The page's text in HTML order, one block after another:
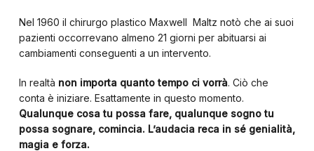
Nel 1960 il chirurgo plastico Maxwell Maltz notò che ai suoi
pazienti occorrevano almeno 21 giorni per abituarsi ai
cambiamenti conseguenti a un intervento.
In realtà non importa quanto tempo ci vorrà. Ciò che
conta è iniziare. Esattamente in questo momento.
Qualunque cosa tu possa fare, qualunque sogno tu
possa sognare, comincia. L’audacia reca in sé genialità,
magia e forza.